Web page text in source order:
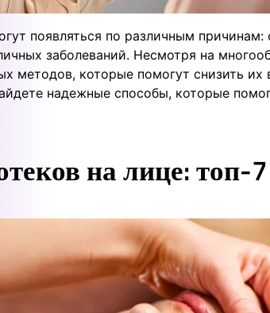
появляться по различным
заболеваний. Несмотря на
методов, которые помогут снизить их
надежные способы, которые
на лице: топ-